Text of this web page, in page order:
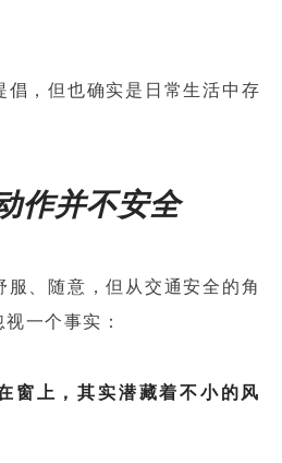
，但也确实是日常生活中存
作并不安全
、随意，但从交通安全的角
一个事实：
窗上，其实潜藏着不小的风